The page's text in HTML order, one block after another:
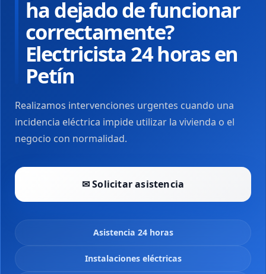
ha dejado de funcionar
correctamente?
Electricista 24 horas en
Petín
Realizamos intervenciones urgentes cuando una
incidencia eléctrica impide utilizar la vivienda o el
negocio con normalidad.
✉ Solicitar asistencia
Asistencia 24 horas
Instalaciones eléctricas